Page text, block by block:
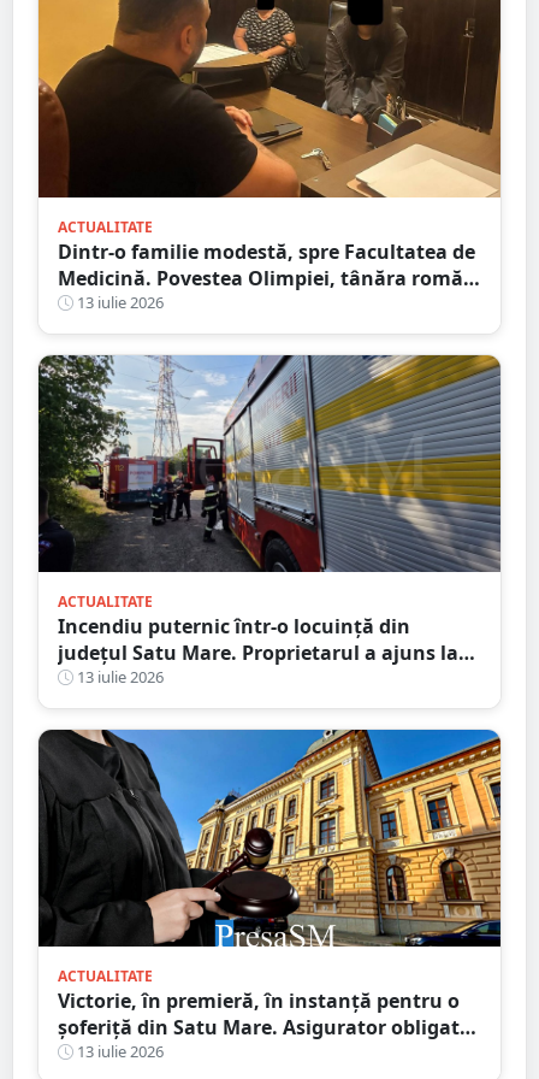
ACTUALITATE
Dintr-o familie modestă, spre Facultatea de
Medicină. Povestea Olimpiei, tânăra romă
care refuză să lase sărăcia să-i decidă
viitorul
13 iulie 2026
ACTUALITATE
Incendiu puternic într-o locuință din
județul Satu Mare. Proprietarul a ajuns la
spital după ce a inhalat fum
13 iulie 2026
ACTUALITATE
Victorie, în premieră, în instanță pentru o
șoferiță din Satu Mare. Asigurator obligat
să plătească integral daunele morale
13 iulie 2026